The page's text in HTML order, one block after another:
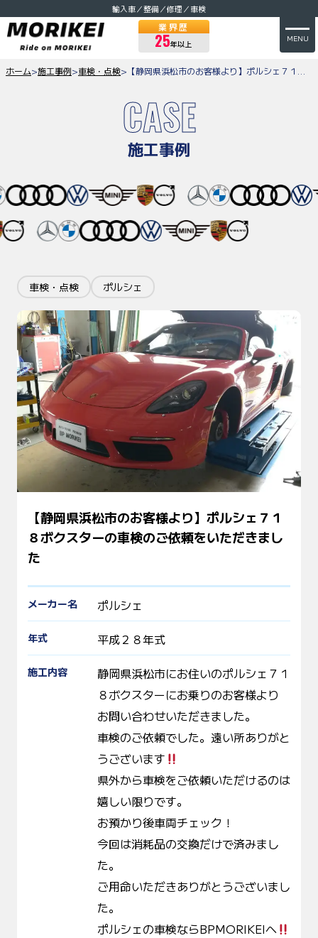
輸入車／整備／修理／車検
業界歴
25年以上
MENU
ホーム>施工事例>車検・点検>
CASE
施工事例
車検・点検 ポルシェ
【静岡県浜松市のお客様より】ポルシェ７１
８ボクスターの車検のご依頼をいただきまし
た
メーカー名 ポルシェ
年式 平成２８年式
施工内容
静岡県浜松市にお住いのポルシェ７１
８ボクスターにお乗りのお客様より
お問い合わせいただきました。
車検のご依頼でした。遠い所ありがと
うございます
県外から車検をご依頼いただけるのは
嬉しい限りです。
お預かり後車両チェック！
今回は消耗品の交換だけで済みまし
た。
ご用命いただきありがとうございまし
た。
ポルシェの車検ならBPMORIKEIへ